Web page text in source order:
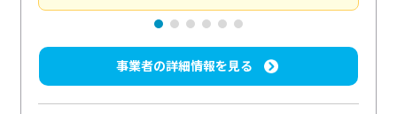
事業者の詳細情報を見る